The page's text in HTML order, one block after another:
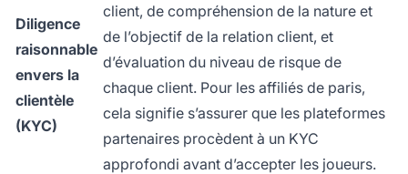
Diligence
raisonnable
envers la
clientèle
(KYC)
client, de compréhension de la nature et
de l’objectif de la relation client, et
d’évaluation du niveau de risque de
chaque client. Pour les affiliés de paris,
cela signifie s’assurer que les plateformes
partenaires procèdent à un KYC
approfondi avant d’accepter les joueurs.